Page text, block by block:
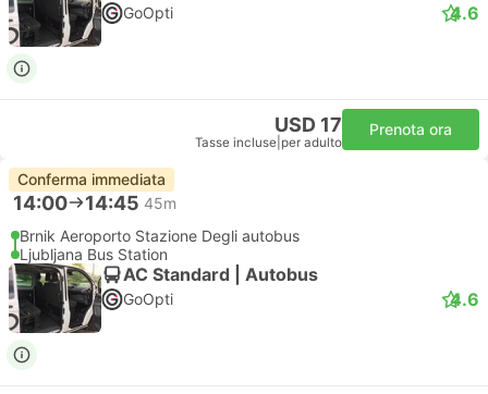
GoOpti 4.6
USD 17
Tasse incluse per adulto
Prenota ora
Conferma immediata
14:00 14:45 45m
Brnik Aeroporto Stazione Degli autobus
Ljubljana Bus Station
AC Standard | Autobus
GoOpti 4.6